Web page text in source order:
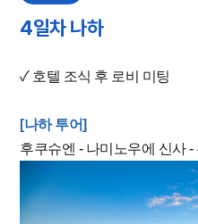
4일차 나하
✓ 호텔 조식 후 로비 미팅
[나하 투어]
후쿠슈엔 - 나미노우에 신사